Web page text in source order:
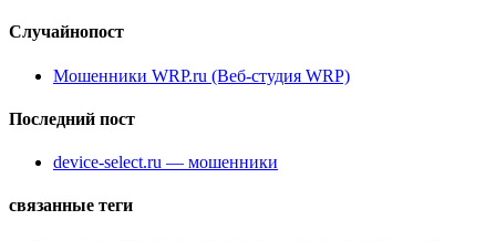
Случайнопост
Мошенники WRP.ru (Веб-студия WRP)
Последний пост
device-select.ru — мошенники
связанные теги